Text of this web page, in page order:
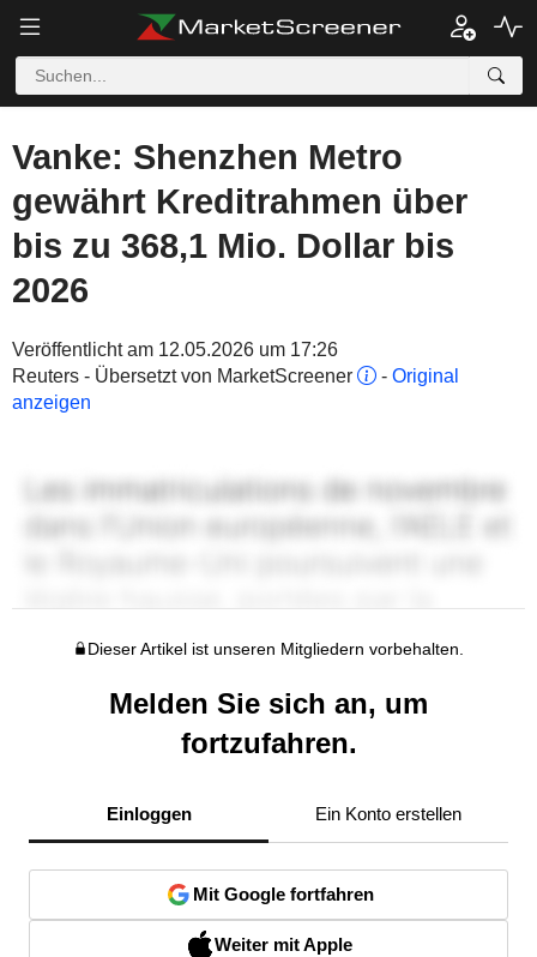
Vanke: Shenzhen Metro
gewährt Kreditrahmen über
bis zu 368,1 Mio. Dollar bis
2026
Veröffentlicht am 12.05.2026 um 17:26
Reuters - Übersetzt von MarketScreener
- Original
anzeigen
Dieser Artikel ist unseren Mitgliedern vorbehalten.
Melden Sie sich an, um
fortzufahren.
Einloggen Ein Konto erstellen
Mit Google fortfahren
Weiter mit Apple